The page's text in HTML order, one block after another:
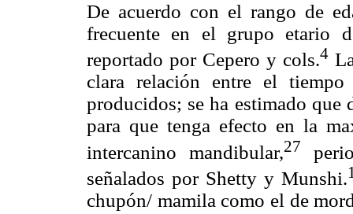
De acuerdo con el rango de
frecuente en el grupo etario
reportado por Cepero y cols.4
clara relación entre el
producidos; se ha estimado que
para que tenga efecto en la
intercanino mandibular,27
señalados por Shetty y Munshi.
chupón/ mamila como el de